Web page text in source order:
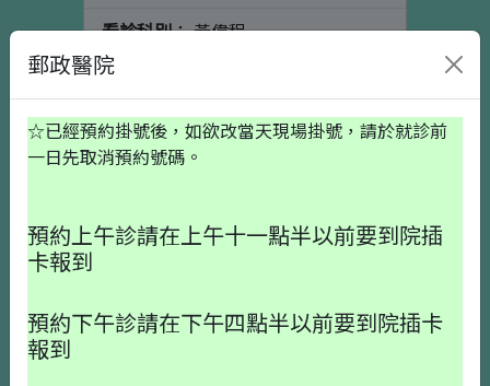
看診科別： 黃偉程
看診醫師
個人資料 初診請按這裡
郵政醫院
☆已經預約掛號後，如欲改當天現場掛號，請於就診前
一日先取消預約號碼。
預約上午診請在上午十一點半以前要到院插
卡報到
預約下午診請在下午四點半以前要到院插卡
報到